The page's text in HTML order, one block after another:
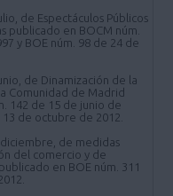
de Espectáculos Públicos
publicado en BOCM núm.
y BOE núm. 98 de 24 de
de Dinamización de la
Comunidad de Madrid
142 de 15 de junio de
13 de octubre de 2012.
de medidas
del comercio y de
en BOE núm. 311